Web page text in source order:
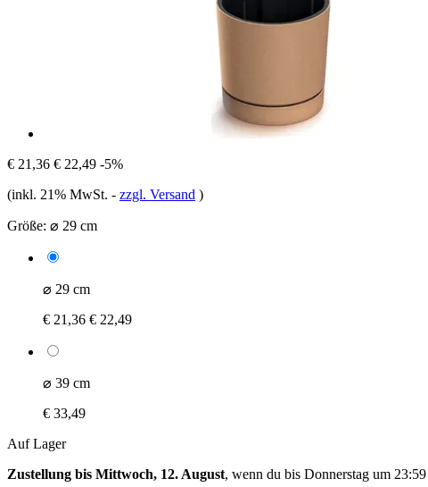
€ 21,36 € 22,49 -5%
(inkl. 21% MwSt. - zzgl. Versand )
Größe: ⌀ 29 cm
⌀ 29 cm
€ 21,36 € 22,49
⌀ 39 cm
€ 33,49
Auf Lager
Zustellung bis Mittwoch, 12. August, wenn du bis Donnerstag um